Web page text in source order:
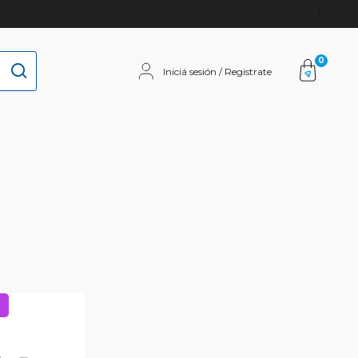
Iniciá sesión / Registrate
0